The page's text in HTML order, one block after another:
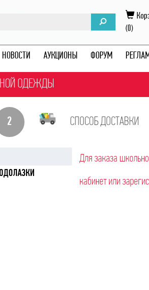
(0)
НОВОСТИ АУКЦИОНЫ ФОРУМ
ОДЕЖДЫ
2 СПОСОБ ДОСТАВКИ
Для заказа
кабинет или